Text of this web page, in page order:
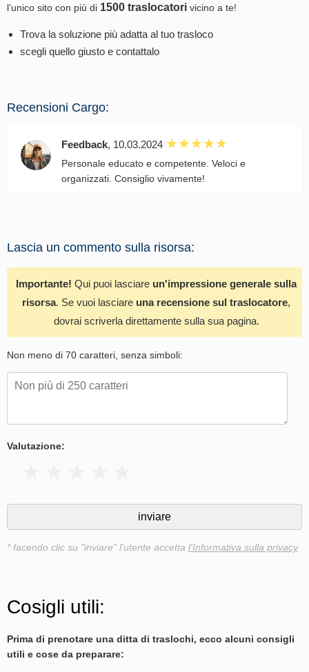
l’unico sito con più di 1500 traslocatori vicino a te!
Trova la soluzione più adatta al tuo trasloco
scegli quello giusto e contattalo
Recensioni Cargo:
Feedback, 10.03.2024
Personale educato e competente. Veloci e
organizzati. Consiglio vivamente!
Lascia un commento sulla risorsa:
Importante! Qui puoi lasciare un'impressione generale sulla
risorsa. Se vuoi lasciare una recensione sul traslocatore,
dovrai scriverla direttamente sulla sua pagina.
Non meno di 70 caratteri, senza simboli:
Valutazione:
* facendo clic su "inviare" l'utente accetta l'Informativa sulla privacy
Cosigli utili:
Prima di prenotare una ditta di traslochi, ecco alcuni consigli
utili e cose da preparare: